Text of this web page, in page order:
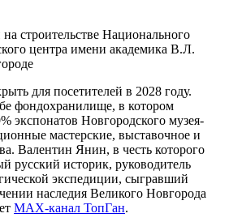
строительстве Национального
центра имени академика В.Л.
для посетителей в 2028 году.
фондохранилище, в котором
экспонатов Новгородского музея-
мастерские, выставочное и
Валентин Янин, в честь которого
русский историк, руководитель
экспедиции, сыгравший
наследия Великого Новгорода
MAX-канал ТопГан.